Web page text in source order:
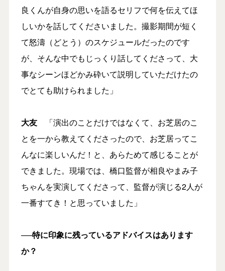
良くんが自身の思いを語るセリフで何を伝えてほ
しいかを話してくださいました。撮影期間が短く
て怒濤（どとう）のスケジュールだったのです
が、そんな中でもじっくり話してくださって、大
事なシーンほどかみ砕いて説明していただけたの
でとても助けられました」
大友「演出のことだけではなくて、お芝居のこ
とを一から教えてくださったので、お芝居ってこ
んなに楽しいんだ！と、あらためて感じることが
できました。現場では、橋口監督が相良やまみ子
ちゃんを実演してくださって、監督が演じる2人が
一番すてき！と思っていました」
──特に印象に残っているアドバイスはあります
か？